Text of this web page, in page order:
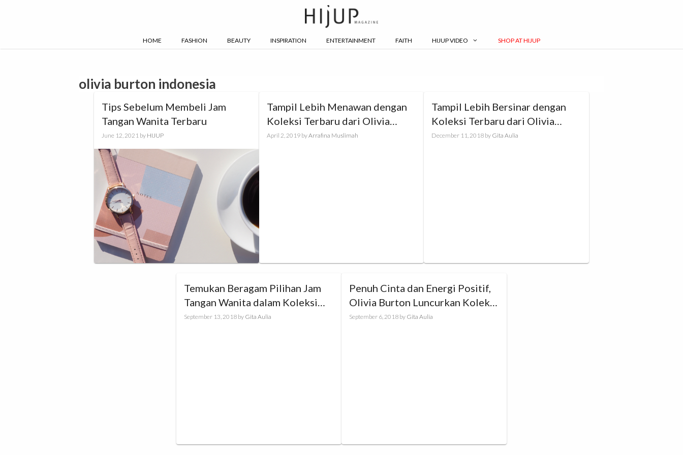
HOME FASHION BEAUTY INSPIRATION ENTERTAINMENT FAITH HIJUP VIDEO SHOP AT HIJUP
olivia burton indonesia
Tips Sebelum Membeli Jam
Tangan Wanita Terbaru
June 12, 2021 by HIJUP
Tampil Lebih Menawan dengan
Koleksi Terbaru dari Olivia
Burton SS19
April 2, 2019 byArrafina Muslimah
Tampil Lebih Bersinar dengan
Koleksi Terbaru dari Olivia
Burton
December 11, 2018 by Gita Aulia
Temukan Beragam Pilihan Jam
Tangan Wanita dalam Koleksi
Terbaru Olivia Burton
September 13, 2018 by Gita Aulia
Penuh Cinta dan Energi Positif,
Olivia Burton Luncurkan Koleksi
Jam Tangan Terbaru
September 6, 2018 by Gita Aulia